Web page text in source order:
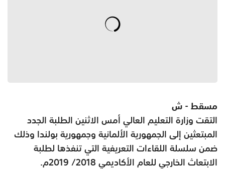
مسقط - ش
التقت وزارة التعليم العالي أمس الاثنين الطلبة الجدد
المبتعثين إلى الجمهورية الألمانية وجمهورية بولندا وذلك
ضمن سلسلة اللقاءات التعريفية التي تنفذها لطلبة
الابتعاث الخارجي للعام الأكاديمي 2018/ 2019م.